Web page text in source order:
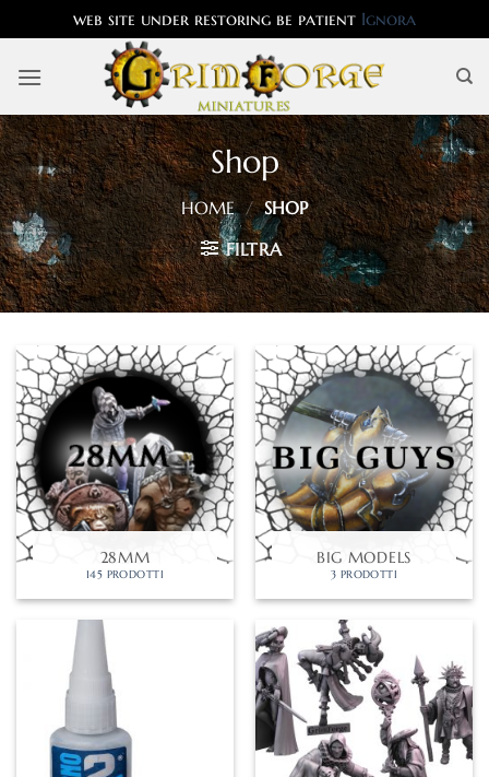
web site under restoring be patient Ignora
Shop
HOME / SHOP
FILTRA
28MM
145 PRODOTTI
BIG MODELS
3 PRODOTTI